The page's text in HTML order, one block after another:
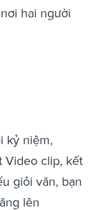
hai người
kỷ niệm,
Video clip, kết
giỏi văn, bạn
lên